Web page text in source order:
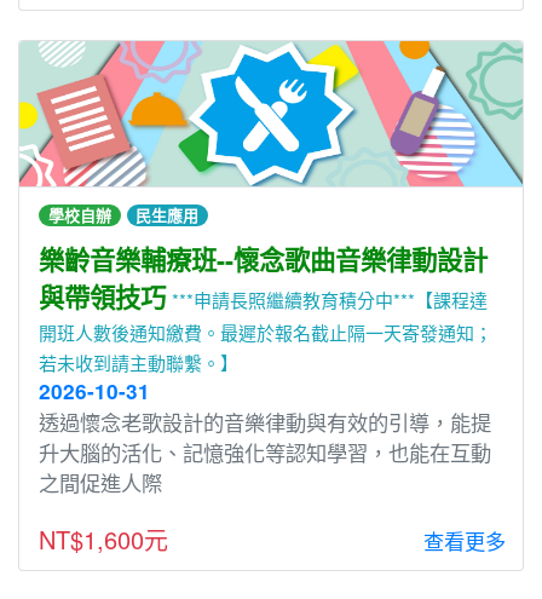
學校自辦 民生應用
樂齡音樂輔療班--懷念歌曲音樂律動設計
與帶領技巧 ***申請長照繼續教育積分中***【課程達
開班人數後通知繳費。最遲於報名截止隔一天寄發通知；
若未收到請主動聯繫。】
2026-10-31
透過懷念老歌設計的音樂律動與有效的引導，能提
升大腦的活化、記憶強化等認知學習，也能在互動
之間促進人際
NT$1,600元 查看更多